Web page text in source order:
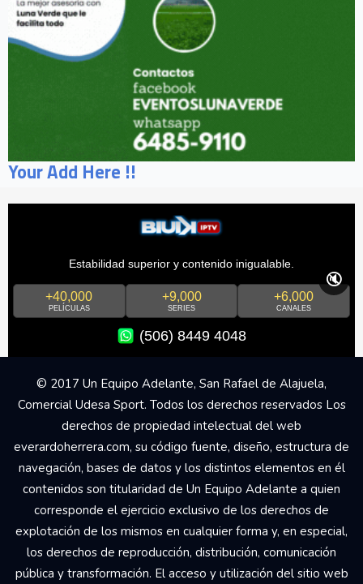
Your Add Here !!
Estabilidad superior y contenido inigualable.
+40,000
PELÍCULAS
+9,000
SERIES
+6,000
CANALES
(506) 8449 4048
🔇
© 2017 Un Equipo Adelante, San Rafael de Alajuela,
Comercial Udesa Sport. Todos los derechos reservados Los
derechos de propiedad intelectual del web
everardoherrera.com, su código fuente, diseño, estructura de
navegación, bases de datos y los distintos elementos en él
contenidos son titularidad de Un Equipo Adelante a quien
corresponde el ejercicio exclusivo de los derechos de
explotación de los mismos en cualquier forma y, en especial,
los derechos de reproducción, distribución, comunicación
pública y transformación. El acceso y utilización del sitio web